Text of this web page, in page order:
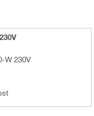
W 230V